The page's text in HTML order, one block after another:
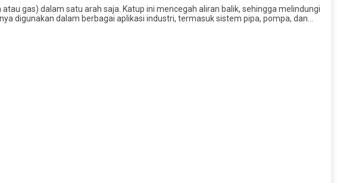
gas) dalam satu arah saja. Katup ini mencegah aliran balik, sehingga melindungi
digunakan dalam berbagai aplikasi industri, termasuk sistem pipa, pompa, dan…